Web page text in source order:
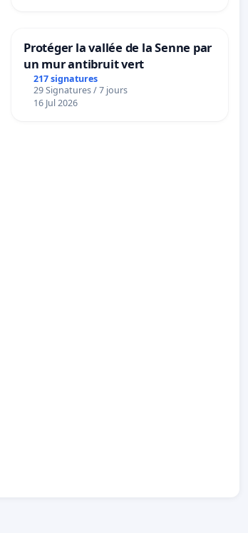
Protéger la vallée de la Senne par
un mur antibruit vert
217 signatures
29 Signatures / 7 jours
16 Jul 2026